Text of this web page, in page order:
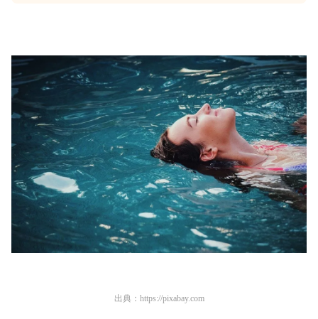
出典： https://pixabay.com